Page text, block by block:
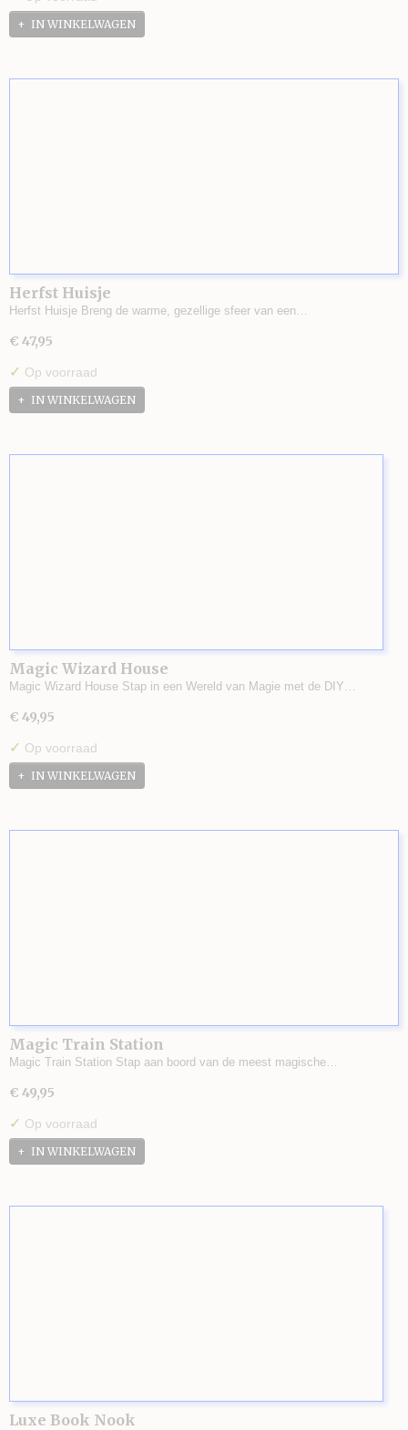
IN WINKELWAGEN
Herfst Huisje
Herfst Huisje Breng de warme, gezellige sfeer van een…
€ 47,95
✓ Op voorraad
IN WINKELWAGEN
Magic Wizard House
Magic Wizard House Stap in een Wereld van Magie met de DIY…
€ 49,95
✓ Op voorraad
IN WINKELWAGEN
Magic Train Station
Magic Train Station Stap aan boord van de meest magische…
€ 49,95
✓ Op voorraad
IN WINKELWAGEN
Luxe Book Nook